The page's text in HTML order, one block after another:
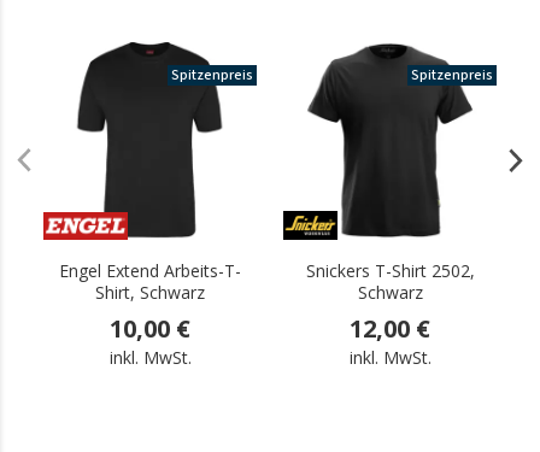
Spitzenpreis
Engel Extend Arbeits-T-
Shirt, Schwarz
10,00 €
inkl. MwSt.
Spitzenpreis
Snickers T-Shirt 2502,
Schwarz
12,00 €
inkl. MwSt.